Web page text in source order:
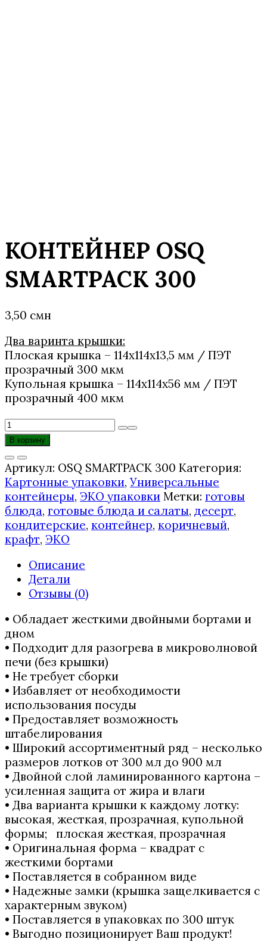
КОНТЕЙНЕР OSQ
SMARTPACK 300
3,50 смн
Два варинта крышки:
Плоская крышка – 114х114х13,5 мм / ПЭТ
прозрачный 300 мкм
Купольная крышка – 114х114х56 мм / ПЭТ
прозрачный 400 мкм
Количество
товара
OSQ
SMARTPACK
300
В корзину
Артикул: OSQ SMARTPACK 300 Категория:
Картонные упаковки, Универсальные
контейнеры, ЭКО упаковки Метки: готовы
блюда, готовые блюда и салаты, десерт,
кондитерские, контейнер, коричневый,
крафт, ЭКО
Описание
Детали
Отзывы (0)
• Обладает жесткими двойными бортами и
дном
• Подходит для разогрева в микроволновой
печи (без крышки)
• Не требует сборки
• Избавляет от необходимости
использования посуды
• Предоставляет возможность
штабелирования
• Широкий ассортиментный ряд – несколько
размеров лотков от 300 мл до 900 мл
• Двойной слой ламинированного картона –
усиленная защита от жира и влаги
• Два варианта крышки к каждому лотку:
высокая, жесткая, прозрачная, купольной
формы; плоская жесткая, прозрачная
• Оригинальная форма – квадрат с
жесткими бортами
• Поставляется в собранном виде
• Надежные замки (крышка защелкивается с
характерным звуком)
• Поставляется в упаковках по 300 штук
• Выгодно позиционирует Ваш продукт!